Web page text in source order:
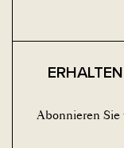
Abonnieren